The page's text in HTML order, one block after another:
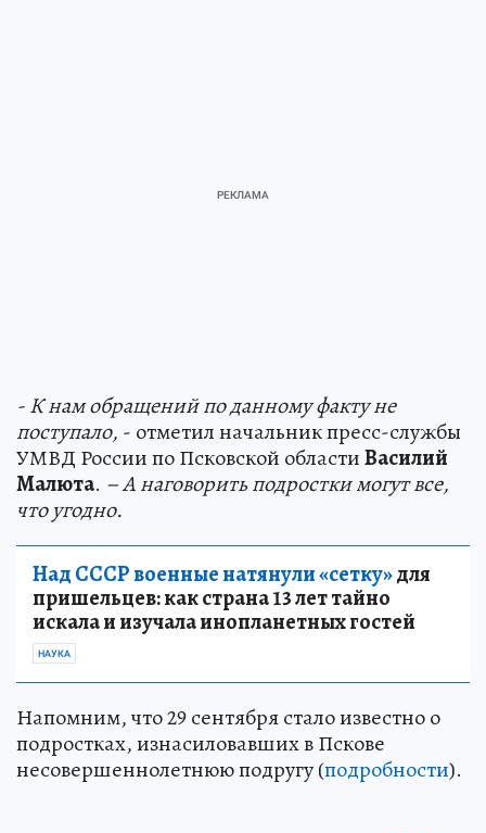
- К нам обращений по данному факту не
поступало, - отметил начальник пресс-службы
УМВД России по Псковской областиВасилий
Малюта. – А наговорить подростки могут все,
что угодно.
Над СССР военные натянули «сетку»для
пришельцев: как страна 13 лет тайно
искала и изучала инопланетных гостей
НАУКА
Напомним, что 29 сентября стало известно о
подростках, изнасиловавших в Пскове
несовершеннолетнюю подругу (подробности).